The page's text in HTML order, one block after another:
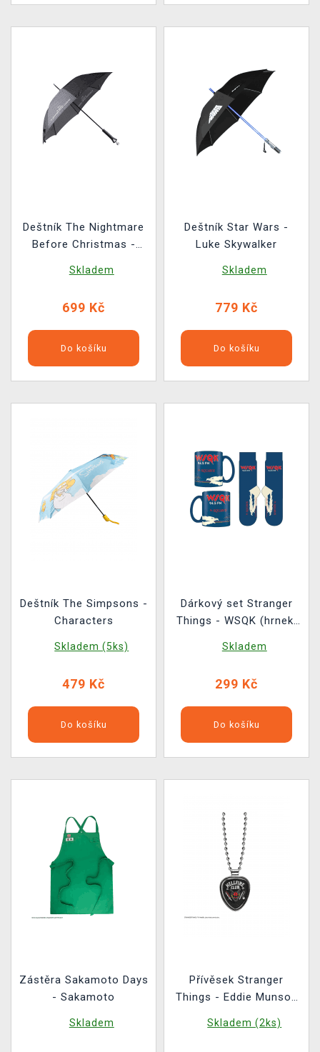
Deštník The Nightmare
Before Christmas -
Skladem
699 Kč
Do košíku
Deštník Star Wars -
Luke Skywalker
Skladem
779 Kč
Do košíku
Deštník The Simpsons -
Characters
Skladem (5ks)
479 Kč
Do košíku
Dárkový set Stranger
Things - WSQK (hrnek,
Skladem
299 Kč
Do košíku
Zástěra Sakamoto Days
- Sakamoto
Skladem
Přívěsek Stranger
Things - Eddie Munson
Skladem (2ks)